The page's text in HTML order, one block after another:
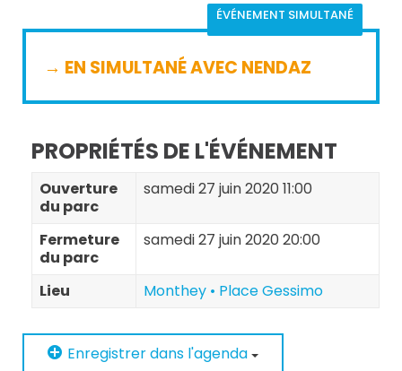
ÉVÉNEMENT SIMULTANÉ
→ EN SIMULTANÉ AVEC NENDAZ
PROPRIÉTÉS DE L'ÉVÉNEMENT
Ouverture
du parc
samedi 27 juin 2020 11:00
Fermeture
du parc
samedi 27 juin 2020 20:00
Lieu Monthey • Place Gessimo
Enregistrer dans l'agenda